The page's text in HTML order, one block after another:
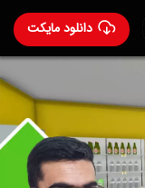
دانلود مایکت
۱۴۵ 87%